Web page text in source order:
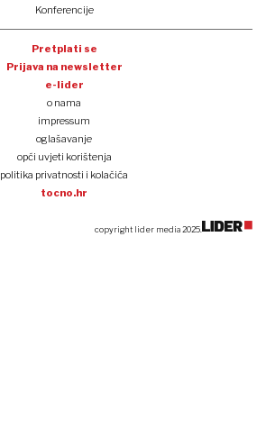
Konferencije
Pretplati se
Prijava na newsletter
e-lider
o nama
impressum
oglašavanje
opći uvjeti korištenja
politika privatnosti i kolačića
tocno.hr
copyright lider media 2025.